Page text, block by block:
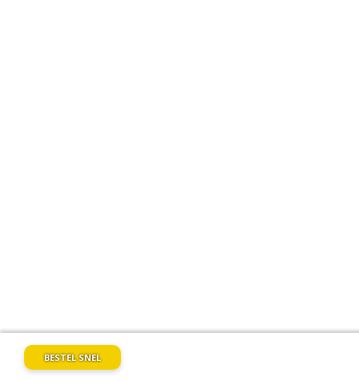
BESTEL SNEL